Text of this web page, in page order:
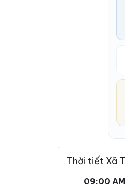
Thời tiết Xã
09:00 AM